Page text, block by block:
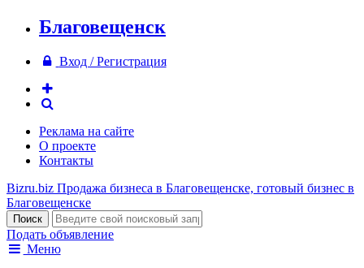
Благовещенск
Вход / Регистрация
Реклама на сайте
О проекте
Контакты
Bizru.biz Продажа бизнеса в Благовещенске, готовый бизнес в
Благовещенске
Подать объявление
Меню